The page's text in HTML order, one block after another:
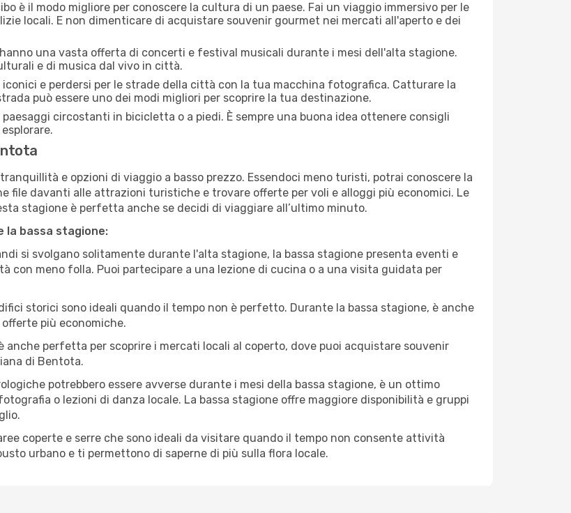
è il modo migliore per conoscere la cultura di un paese. Fai un viaggio immersivo per le
locali. E non dimenticare di acquistare souvenir gourmet nei mercati all'aperto e dei
una vasta offerta di concerti e festival musicali durante i mesi dell'alta stagione.
e di musica dal vivo in città.
iconici e perdersi per le strade della città con la tua macchina fotografica. Catturare la
può essere uno dei modi migliori per scoprire la tua destinazione.
circostanti in bicicletta o a piedi. È sempre una buona idea ottenere consigli
e opzioni di viaggio a basso prezzo. Essendoci meno turisti, potrai conoscere la
file davanti alle attrazioni turistiche e trovare offerte per voli e alloggi più economici. Le
stagione è perfetta anche se decidi di viaggiare all’ultimo minuto.
la bassa stagione:
si svolgano solitamente durante l'alta stagione, la bassa stagione presenta eventi e
con meno folla. Puoi partecipare a una lezione di cucina o a una visita guidata per
storici sono ideali quando il tempo non è perfetto. Durante la bassa stagione, è anche
più economiche.
anche perfetta per scoprire i mercati locali al coperto, dove puoi acquistare souvenir
di Bentota.
potrebbero essere avverse durante i mesi della bassa stagione, è un ottimo
o lezioni di danza locale. La bassa stagione offre maggiore disponibilità e gruppi
coperte e serre che sono ideali da visitare quando il tempo non consente attività
urbano e ti permettono di saperne di più sulla flora locale.